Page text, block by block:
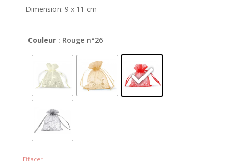
-Dimension: 9 x 11 cm
Couleur : Rouge n°26
Effacer